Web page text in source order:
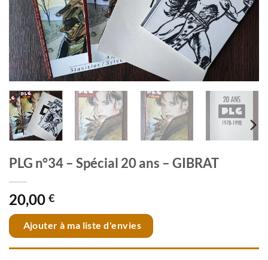
PLG n°34 – Spécial 20 ans – GIBRAT
20,00 €
Ajouter à ma liste d'envies